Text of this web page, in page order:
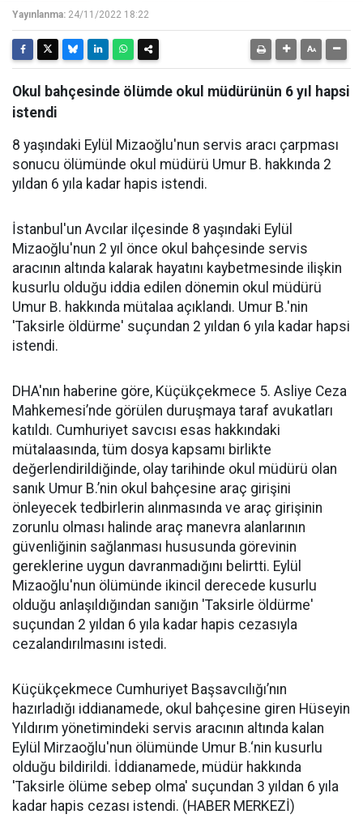
Yayınlanma: 24/11/2022 18:22
Okul bahçesinde ölümde okul müdürünün 6 yıl hapsi
istendi
8 yaşındaki Eylül Mizaoğlu'nun servis aracı çarpması
sonucu ölümünde okul müdürü Umur B. hakkında 2
yıldan 6 yıla kadar hapis istendi.
İstanbul'un Avcılar ilçesinde 8 yaşındaki Eylül
Mizaoğlu'nun 2 yıl önce okul bahçesinde servis
aracının altında kalarak hayatını kaybetmesinde ilişkin
kusurlu olduğu iddia edilen dönemin okul müdürü
Umur B. hakkında mütalaa açıklandı. Umur B.'nin
'Taksirle öldürme' suçundan 2 yıldan 6 yıla kadar hapsi
istendi.
DHA'nın haberine göre, Küçükçekmece 5. Asliye Ceza
Mahkemesi’nde görülen duruşmaya taraf avukatları
katıldı. Cumhuriyet savcısı esas hakkındaki
mütalaasında, tüm dosya kapsamı birlikte
değerlendirildiğinde, olay tarihinde okul müdürü olan
sanık Umur B.’nin okul bahçesine araç girişini
önleyecek tedbirlerin alınmasında ve araç girişinin
zorunlu olması halinde araç manevra alanlarının
güvenliğinin sağlanması hususunda görevinin
gereklerine uygun davranmadığını belirtti. Eylül
Mizaoğlu'nun ölümünde ikincil derecede kusurlu
olduğu anlaşıldığından sanığın 'Taksirle öldürme'
suçundan 2 yıldan 6 yıla kadar hapis cezasıyla
cezalandırılmasını istedi.
Küçükçekmece Cumhuriyet Başsavcılığı’nın
hazırladığı iddianamede, okul bahçesine giren Hüseyin
Yıldırım yönetimindeki servis aracının altında kalan
Eylül Mirzaoğlu'nun ölümünde Umur B.‘nin kusurlu
olduğu bildirildi. İddianamede, müdür hakkında
'Taksirle ölüme sebep olma' suçundan 3 yıldan 6 yıla
kadar hapis cezası istendi. (HABER MERKEZİ)